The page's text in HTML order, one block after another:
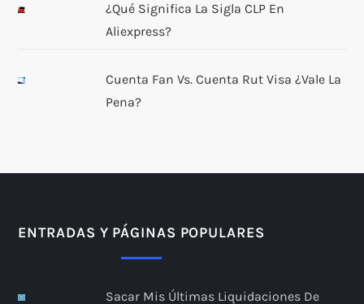
¿Qué Significa La Sigla CLP En
Aliexpress?
Cuenta Fan Vs. Cuenta Rut Visa ¿Vale La
Pena?
ENTRADAS Y PÁGINAS POPULARES
Sacar Mis Últimas Liquidaciones De